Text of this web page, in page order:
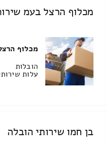
מכלוף הרצל בעמ
מכלוף
הובלות
עלות
בן חמו שירותי הובלה